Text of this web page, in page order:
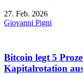
27. Feb. 2026
Giovanni Pigni
Bitcoin legt 5
Kapitalrotation